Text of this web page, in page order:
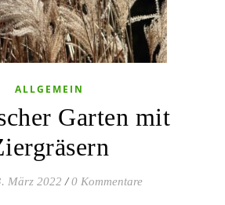
ALLGEMEIN
Garten mit
März 2022 / 0 Kommentare